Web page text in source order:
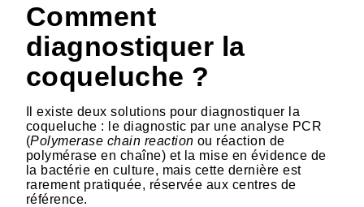
Comment
diagnostiquer la
coqueluche ?
Il existe deux solutions pour diagnostiquer la
coqueluche : le diagnostic par une analyse PCR
(Polymerase chain reaction ou réaction de
polymérase en chaîne) et la mise en évidence de
la bactérie en culture, mais cette dernière est
rarement pratiquée, réservée aux centres de
référence.